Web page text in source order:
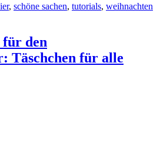
, schöne sachen, tutorials, weihnachten
für den
Täschchen für alle